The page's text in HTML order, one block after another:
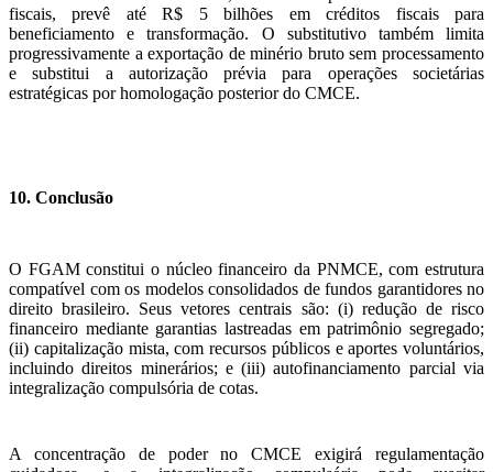
fiscais, prevê até R$ 5 bilhões em créditos fiscais para
beneficiamento e transformação. O substitutivo também limita
progressivamente a exportação de minério bruto sem processamento
e substitui a autorização prévia para operações societárias
estratégicas por homologação posterior do CMCE.
10. Conclusão
O FGAM constitui o núcleo financeiro da PNMCE, com estrutura
compatível com os modelos consolidados de fundos garantidores no
direito brasileiro. Seus vetores centrais são: (i) redução de risco
financeiro mediante garantias lastreadas em patrimônio segregado;
(ii) capitalização mista, com recursos públicos e aportes voluntários,
incluindo direitos minerários; e (iii) autofinanciamento parcial via
integralização compulsória de cotas.
A concentração de poder no CMCE exigirá regulamentação